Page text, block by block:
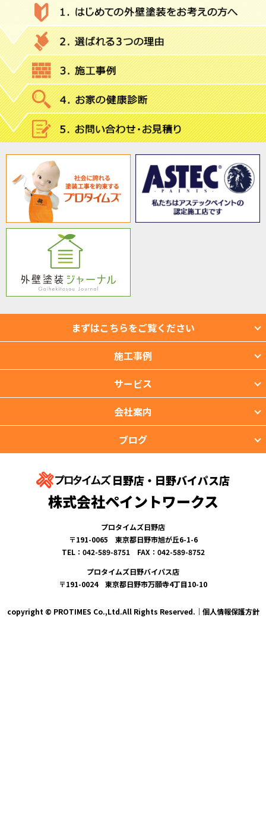
まずはこちらをご覧ください
施工事例
サービス
会社案内
ブログ
日野店・日野バイパス店
株式会社ペイントワークス
プロタイムズ日野店
〒191-0065 東京都日野市旭が丘6-1-6
TEL：042-589-8751 FAX：042-589-8752
プロタイムズ日野バイパス店
〒191-0024 東京都日野市万願寺4丁目10-10
copyright © PROTIMES Co.,Ltd.All Rights Reserved.｜ 個人情報保護方針